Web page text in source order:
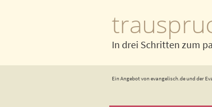
In drei Schritten zum
Ein Angebot von evangelisch.de und der